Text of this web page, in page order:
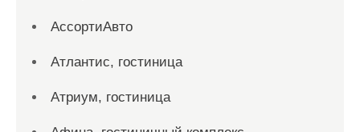
АссортиАвто
Атлантис, гостиница
Атриум, гостиница